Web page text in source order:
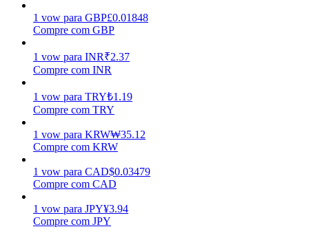
Estacamento
1 vow para GBP£0.01848
Compre com GBP
1 vow para INR₹2.37
Compre com INR
1 vow para TRY₺1.19
Compre com TRY
1 vow para KRW₩35.12
Compre com KRW
1 vow para CAD$0.03479
Compre com CAD
1 vow para JPY¥3.94
Compre com JPY